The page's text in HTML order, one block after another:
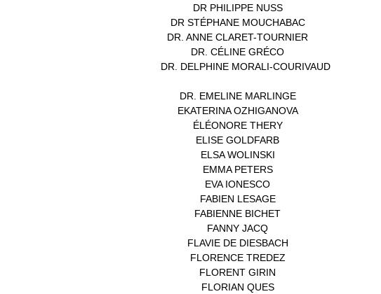
DR PHILIPPE NUSS(2)
DR STÉPHANE MOUCHABAC(1)
DR. ANNE CLARET-TOURNIER
DR. CÉLINE GRÉCO
DR. DELPHINE MORALI-COURIVAUD
DR. EMELINE MARLINGE(1)
EKATERINA OZHIGANOVA(1)
ÉLÉONORE THERY(1)
ELISE GOLDFARB
ELSA WOLINSKI
EMMA PETERS(1)
EVA IONESCO
FABIEN LESAGE(1)
FABIENNE BICHET
FANNY JACQ
FLAVIE DE DIESBACH
FLORENCE TREDEZ
FLORENT GIRIN
FLORIAN QUES(1)